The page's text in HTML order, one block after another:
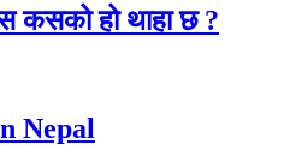
कसको हो थाहा छ ?
Nepal